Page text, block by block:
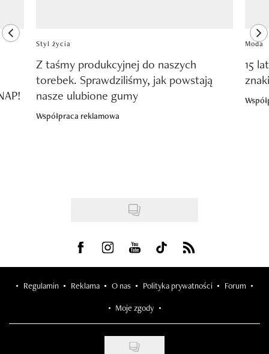
previous element
Styl życia
Z taśmy produkcyjnej do naszych
torebek. Sprawdziliśmy, jak powstają
nasze ulubione gumy
Współpraca reklamowa
Moda
15
Visit us on Facebook
Visit us on Instagram
Visit us on Youtube
Visit us on Tiktok
Visit us on Rss
Regulamin Reklama O nas Polityka prywatności Forum
Moje zgody